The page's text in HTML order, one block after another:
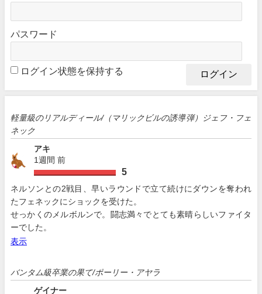
パスワード
ログイン状態を保持する
軽量級のリアルディール/（マリックビルの誘導弾）ジェフ・フェ
ネック
アキ
1週間 前
5
ネルソンとの2戦目、早いラウンドで立て続けにダウンを奪われ
たフェネックにショックを受けた。
せっかくのメルボルンで。闘志満々でとても素晴らしいファイタ
ーでした。
表示
バンタム級卒業の果て/ポーリー・アヤラ
ゲイナー